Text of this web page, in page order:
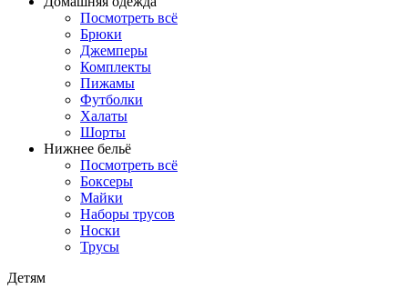
Посмотреть всё
Брюки
Джемперы
Комплекты
Пижамы
Футболки
Халаты
Шорты
Нижнее бельё
Посмотреть всё
Боксеры
Майки
Наборы трусов
Носки
Трусы
Детям